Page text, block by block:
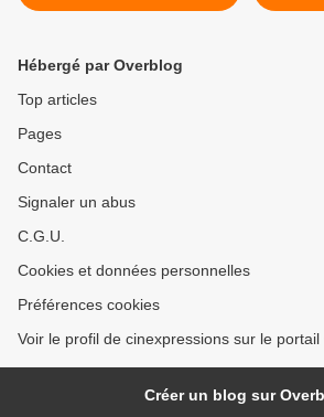
Hébergé par Overblog
Top articles
Pages
Contact
Signaler un abus
C.G.U.
Cookies et données personnelles
Préférences cookies
Voir le profil de cinexpressions sur le portail
Créer un blog sur